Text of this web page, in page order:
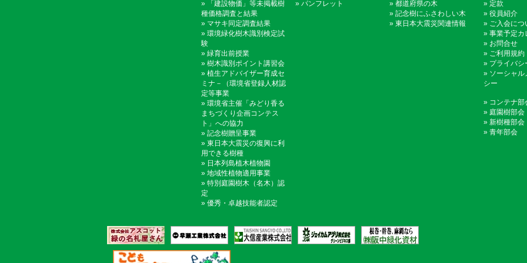
»
「建設物価」等未掲載樹
種価格調査と結果
» マサキ同定調査結果
» 環境緑化樹木識別検定試
験
» 緑育出前授業
» 樹木識別ポイント講習会
» 植生アドバイザー育成セ
ミナ－（環境省登録人材認
定等事業
» 環境省主催「みどり香る
まちづくり企画コンテス
ト」への協力
» 記念樹贈呈事業
» 東日本大震災の復興に利
用できる樹種
» 日本列島植木植物園
» 地域性植物適用事業
» 特別庭園樹木（名木）認
定
» 優秀・卓越技能者認定
» パンフレット
» 都道府県の木
» 記念樹にふさわしい木
» 東日本大震災関連情報
» 定款
» 役員紹介
» ご入会につ
» 事業予定カ
» お問合せ
» ご利用規約
» プライバシ
» ソーシャル
シー
» コンテナ部
» 庭園樹部会
» 新樹種部会
» 青年部会